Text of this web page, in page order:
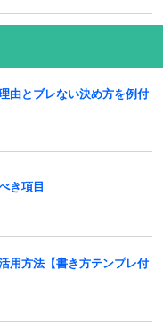
由とブレない決め方を例付
き項目
用方法【書き方テンプレ付